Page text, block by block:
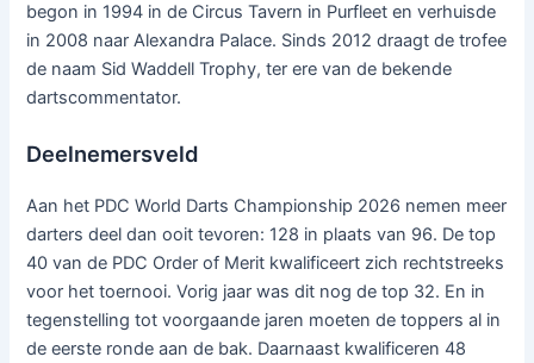
begon in 1994 in de Circus Tavern in Purfleet en verhuisde
in 2008 naar Alexandra Palace. Sinds 2012 draagt de trofee
de naam Sid Waddell Trophy, ter ere van de bekende
dartscommentator.
Deelnemersveld
Aan het PDC World Darts Championship 2026 nemen meer
darters deel dan ooit tevoren: 128 in plaats van 96. De top
40 van de PDC Order of Merit kwalificeert zich rechtstreeks
voor het toernooi. Vorig jaar was dit nog de top 32. En in
tegenstelling tot voorgaande jaren moeten de toppers al in
de eerste ronde aan de bak. Daarnaast kwalificeren 48